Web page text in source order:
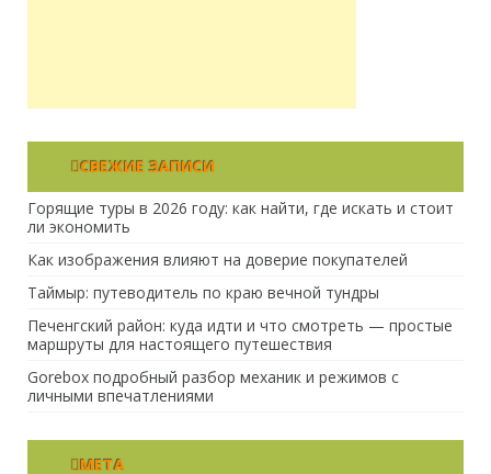
СВЕЖИЕ ЗАПИСИ
Горящие туры в 2026 году: как найти, где искать и стоит
ли экономить
Как изображения влияют на доверие покупателей
Таймыр: путеводитель по краю вечной тундры
Печенгский район: куда идти и что смотреть — простые
маршруты для настоящего путешествия
Gorebox подробный разбор механик и режимов с
личными впечатлениями
МЕТА